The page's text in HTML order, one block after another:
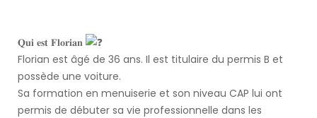
𝐐𝐮𝐢 𝐞𝐬𝐭 𝐅𝐥𝐨𝐫𝐢𝐚𝐧
Florian est âgé de 36 ans. Il est titulaire du permis B et
possède une voiture.
Sa formation en menuiserie et son niveau CAP lui ont
permis de débuter sa vie professionnelle dans les